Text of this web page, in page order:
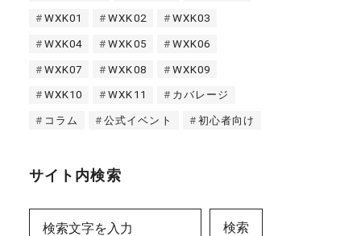
WXK01 WXK02 WXK03
WXK04 WXK05 WXK06
WXK07 WXK08 WXK09
WXK10 WXK11 カバレージ
コラム 公式イベント 初心者向け
サイト内検索
検索